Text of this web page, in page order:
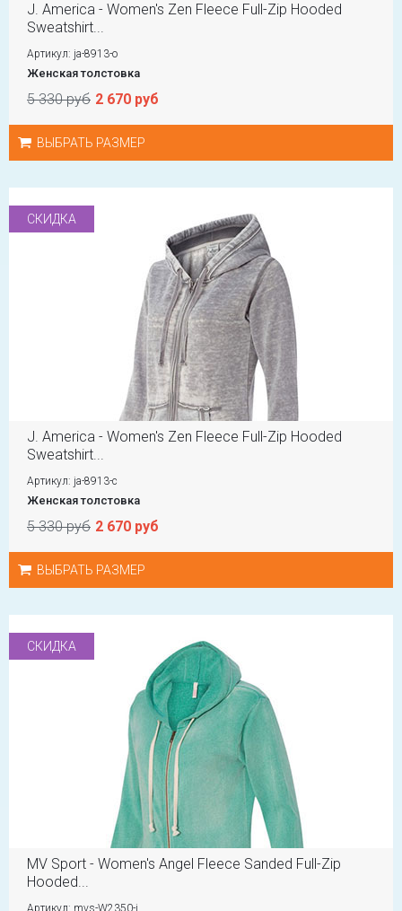
J. America - Women's Zen Fleece Full-Zip Hooded
Sweatshirt...
Артикул: ja-8913-o
Женская толстовка
5 330 руб 2 670 руб
ВЫБРАТЬ РАЗМЕР
СКИДКА
J. America - Women's Zen Fleece Full-Zip Hooded
Sweatshirt...
Артикул: ja-8913-c
Женская толстовка
5 330 руб 2 670 руб
ВЫБРАТЬ РАЗМЕР
СКИДКА
MV Sport - Women's Angel Fleece Sanded Full-Zip
Hooded...
Артикул: mvs-W2350-j